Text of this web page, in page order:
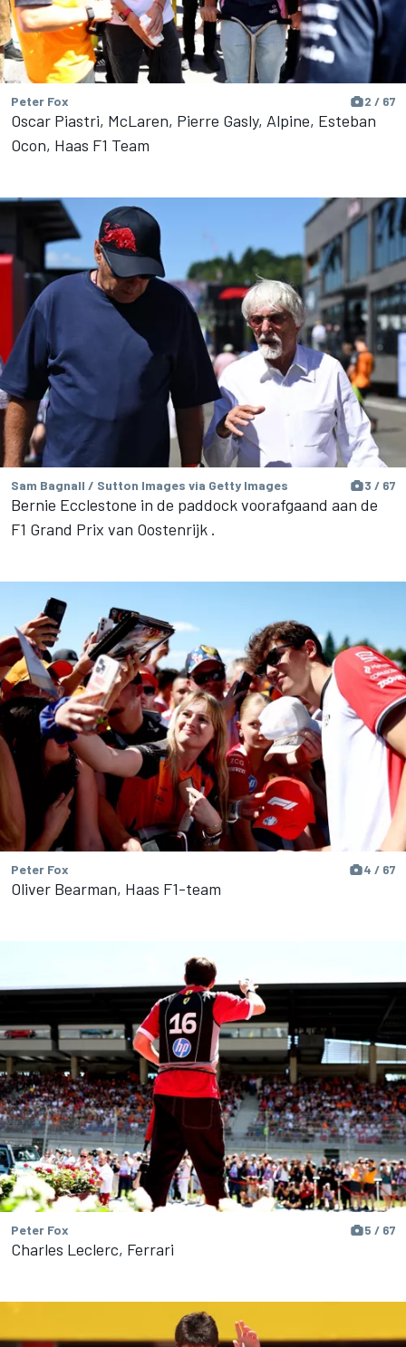
Peter Fox 2 / 67
Oscar Piastri, McLaren, Pierre Gasly, Alpine, Esteban
Ocon, Haas F1 Team
Sam Bagnall / Sutton Images via Getty Images 3 / 67
Bernie Ecclestone in de paddock voorafgaand aan de
F1 Grand Prix van Oostenrijk .
Peter Fox 4 / 67
Oliver Bearman, Haas F1-team
Peter Fox 5 / 67
Charles Leclerc, Ferrari